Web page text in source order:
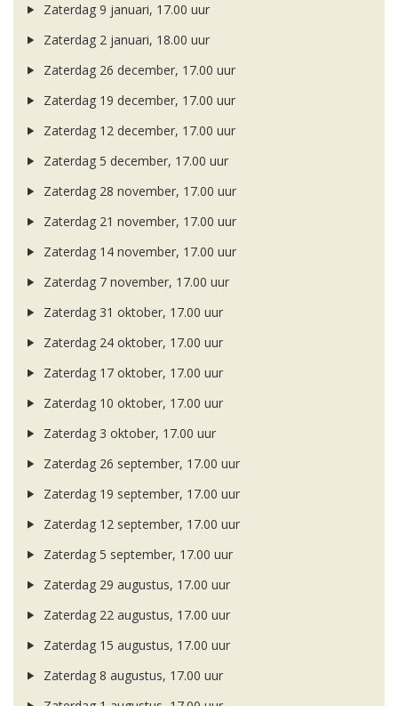
Zaterdag 9 januari, 17.00 uur
Zaterdag 2 januari, 18.00 uur
Zaterdag 26 december, 17.00 uur
Zaterdag 19 december, 17.00 uur
Zaterdag 12 december, 17.00 uur
Zaterdag 5 december, 17.00 uur
Zaterdag 28 november, 17.00 uur
Zaterdag 21 november, 17.00 uur
Zaterdag 14 november, 17.00 uur
Zaterdag 7 november, 17.00 uur
Zaterdag 31 oktober, 17.00 uur
Zaterdag 24 oktober, 17.00 uur
Zaterdag 17 oktober, 17.00 uur
Zaterdag 10 oktober, 17.00 uur
Zaterdag 3 oktober, 17.00 uur
Zaterdag 26 september, 17.00 uur
Zaterdag 19 september, 17.00 uur
Zaterdag 12 september, 17.00 uur
Zaterdag 5 september, 17.00 uur
Zaterdag 29 augustus, 17.00 uur
Zaterdag 22 augustus, 17.00 uur
Zaterdag 15 augustus, 17.00 uur
Zaterdag 8 augustus, 17.00 uur